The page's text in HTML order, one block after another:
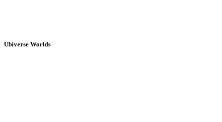
Ubiverse Worlds